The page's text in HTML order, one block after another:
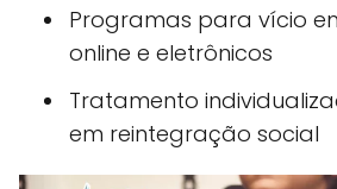
Programas para vício
online e eletrônicos
Tratamento
em reintegração social